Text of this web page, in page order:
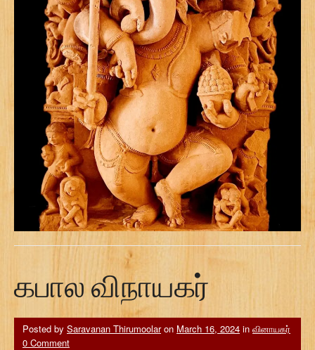
கபால விநாயகர்
Posted by Saravanan Thirumoolaron March 16, 2024 in வினாயகர்
0 Comment